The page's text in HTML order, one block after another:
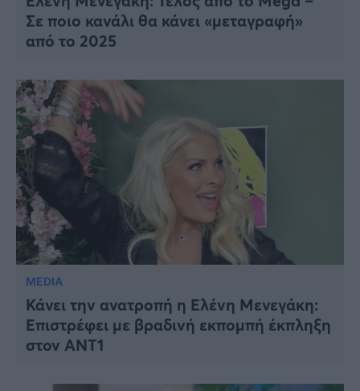
Σε ποιο κανάλι θα κάνει «μεταγραφή»
από το 2025
MEDIA
Κάνει την ανατροπή η Ελένη Μενεγάκη:
Επιστρέφει με βραδινή εκπομπή έκπληξη
στον ΑΝΤ1